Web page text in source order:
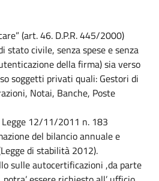
(art. 46. D.P.R. 445/2000)
civile, senza spese e senza
della firma) sia verso
soggetti privati quali: Gestori di
Notai, Banche, Poste
12/11/2011 n. 183
del bilancio annuale e
di stabilità 2012).
sulle autocertificazioni ,da parte